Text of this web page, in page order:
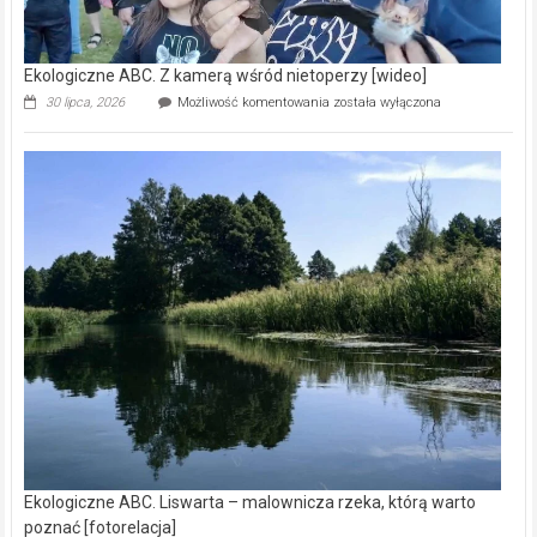
Ekologiczne ABC. Z kamerą wśród nietoperzy [wideo]
30 lipca, 2026 Możliwość komentowania Ekologiczne
kamerą
wśród
została wyłączona
Ekologiczne ABC. Liswarta – malownicza rzeka, którą warto
poznać [fotorelacja]